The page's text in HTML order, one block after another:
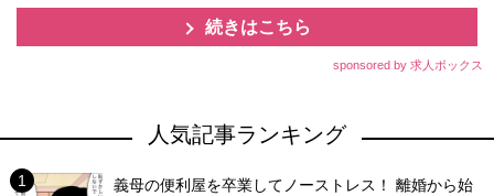
続きはこちら
sponsored by 求人ボックス
人気記事ランキング
義母の便利屋を卒業してノーストレス！ 離婚から始